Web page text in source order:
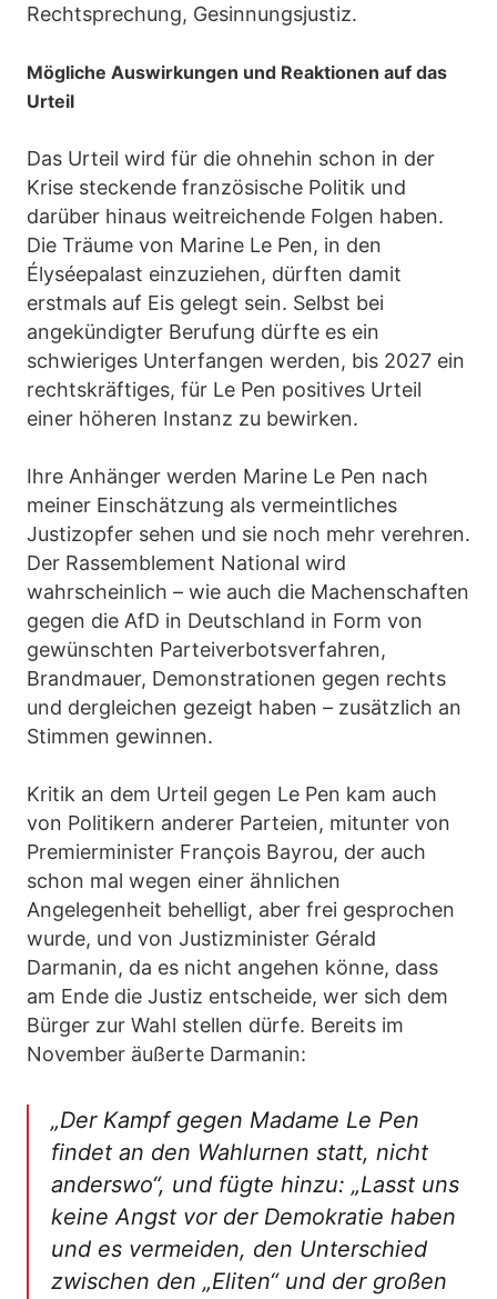
Rechtsprechung, Gesinnungsjustiz.
Mögliche Auswirkungen und Reaktionen auf das
Urteil
Das Urteil wird für die ohnehin schon in der
Krise steckende französische Politik und
darüber hinaus weitreichende Folgen haben.
Die Träume von Marine Le Pen, in den
Élyséepalast einzuziehen, dürften damit
erstmals auf Eis gelegt sein. Selbst bei
angekündigter Berufung dürfte es ein
schwieriges Unterfangen werden, bis 2027 ein
rechtskräftiges, für Le Pen positives Urteil
einer höheren Instanz zu bewirken.
Ihre Anhänger werden Marine Le Pen nach
meiner Einschätzung als vermeintliches
Justizopfer sehen und sie noch mehr verehren.
Der Rassemblement National wird
wahrscheinlich – wie auch die Machenschaften
gegen die AfD in Deutschland in Form von
gewünschten Parteiverbotsverfahren,
Brandmauer, Demonstrationen gegen rechts
und dergleichen gezeigt haben – zusätzlich an
Stimmen gewinnen.
Kritik an dem Urteil gegen Le Pen kam auch
von Politikern anderer Parteien, mitunter von
Premierminister François Bayrou, der auch
schon mal wegen einer ähnlichen
Angelegenheit behelligt, aber frei gesprochen
wurde, und von Justizminister Gérald
Darmanin, da es nicht angehen könne, dass
am Ende die Justiz entscheide, wer sich dem
Bürger zur Wahl stellen dürfe. Bereits im
November äußerte Darmanin:
„Der Kampf gegen Madame Le Pen
findet an den Wahlurnen statt, nicht
anderswo“, und fügte hinzu: „Lasst uns
keine Angst vor der Demokratie haben
und es vermeiden, den Unterschied
zwischen den „Eliten“ und der großen